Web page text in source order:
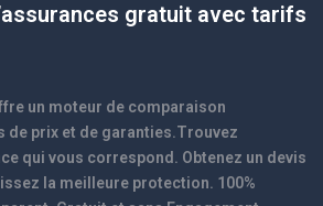
gratuit avec tarifs
un moteur de comparaison
de prix et de garanties.Trouvez
qui vous correspond. Obtenez un devis
la meilleure protection. 100%